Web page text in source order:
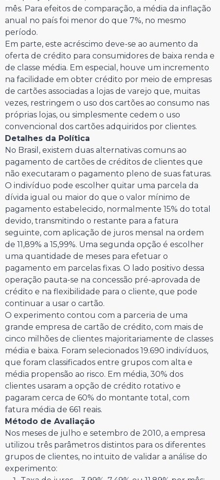
mês. Para efeitos de comparação, a média da inflação
anual no país foi menor do que 7%, no mesmo
período.
Em parte, este acréscimo deve-se ao aumento da
oferta de crédito para consumidores de baixa renda e
de classe média. Em especial, houve um incremento
na facilidade em obter crédito por meio de empresas
de cartões associadas a lojas de varejo que, muitas
vezes, restringem o uso dos cartões ao consumo nas
próprias lojas, ou simplesmente cedem o uso
convencional dos cartões adquiridos por clientes.
Detalhes da Política
No Brasil, existem duas alternativas comuns ao
pagamento de cartões de créditos de clientes que
não executaram o pagamento pleno de suas faturas.
O indivíduo pode escolher quitar uma parcela da
dívida igual ou maior do que o valor mínimo de
pagamento estabelecido, normalmente 15% do total
devido, transmitindo o restante para a fatura
seguinte, com aplicação de juros mensal na ordem
de 11,89% a 15,99%. Uma segunda opção é escolher
uma quantidade de meses para efetuar o
pagamento em parcelas fixas. O lado positivo dessa
operação pauta-se na concessão pré-aprovada de
crédito e na flexibilidade para o cliente, que pode
continuar a usar o cartão.
O experimento contou com a parceria de uma
grande empresa de cartão de crédito, com mais de
cinco milhões de clientes majoritariamente de classes
média e baixa. Foram selecionados 19.690 indivíduos,
que foram classificados entre grupos com alta e
média propensão ao risco. Em média, 30% dos
clientes usaram a opção de crédito rotativo e
pagaram cerca de 60% do montante total, com
fatura média de 661 reais.
Método de Avaliação
Nos meses de julho e setembro de 2010, a empresa
utilizou três parâmetros distintos para os diferentes
grupos de clientes, no intuito de validar a análise do
experimento: